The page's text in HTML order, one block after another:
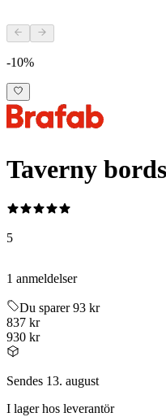
-10%
Taverny
5
1 anmeldelser
Du sparer 93 kr
837 kr
930 kr
Sendes 13. august
I lager hos leverantör